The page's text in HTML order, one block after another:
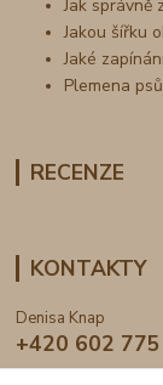
Jak správně
Jakou šířku
Jaké
Plemena psů
RECENZE
KONTAKTY
Denisa Knap
+420 602